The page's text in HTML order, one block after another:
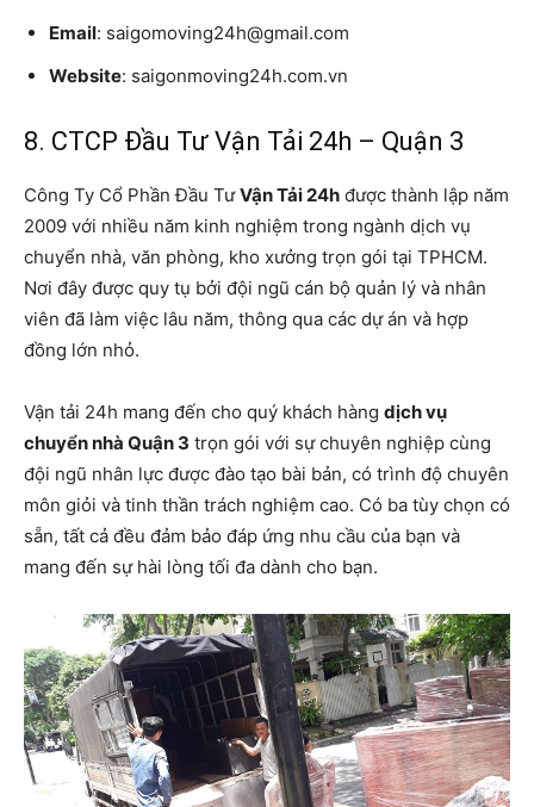
Email: saigomoving24h@gmail.com
Website: saigonmoving24h.com.vn
8. CTCP Đầu Tư Vận Tải 24h – Quận 3
Công Ty Cổ Phần Đầu TưVận Tải 24h được thành lập năm
2009 với nhiều năm kinh nghiệm trong ngành dịch vụ
chuyển nhà, văn phòng, kho xưởng trọn gói tại TPHCM.
Nơi đây được quy tụ bởi đội ngũ cán bộ quản lý và nhân
viên đã làm việc lâu năm, thông qua các dự án và hợp
đồng lớn nhỏ.
Vận tải 24h mang đến cho quý khách hàng dịch vụ
chuyển nhà Quận 3 trọn gói với sự chuyên nghiệp cùng
đội ngũ nhân lực được đào tạo bài bản, có trình độ chuyên
môn giỏi và tinh thần trách nghiệm cao. Có ba tùy chọn có
sẵn, tất cả đều đảm bảo đáp ứng nhu cầu của bạn và
mang đến sự hài lòng tối đa dành cho bạn.